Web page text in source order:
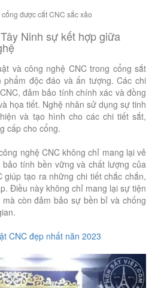
được cắt CNC sắc xảo
Ninh sự kết hợp giữa
và công nghệ CNC trong cổng sắt
độc đáo và ấn tượng. Các chi
đảm bảo tính chính xác và đồng
họa tiết. Nghệ nhân sử dụng sự tinh
và tạo hình cho các chi tiết sắt,
cấp cho cổng.
nghệ CNC không chỉ mang lại vẻ
tính bền vững và chất lượng của
giúp tạo ra những chi tiết chắc chắn,
Điều này không chỉ mang lại sự tiện
còn đảm bảo sự bền bỉ và chống
CNC đẹp nhất năn 2023